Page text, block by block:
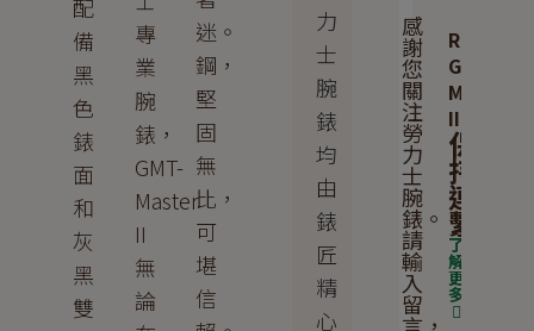
配
備
黑
色
錶
面
和
灰
黑
雙
專
業
腕
錶，
GMT-
Master
II
無
論
迷。
鋼，
堅
固
無
比，
可
堪
信
力
士
腕
錶
均
由
錶
匠
精
心
感
謝
您
關
注
勞
力
士
腕
錶。
請
輸
入
留
言，
Rolex
GMT-
Master
II
保
持
連
繫
了
解
更
多